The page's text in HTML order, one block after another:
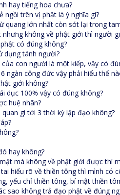
hay tiếng hoa chưa?
ngồi trên vị phật là ý nghĩa gì?
quang lớn nhất còn sót lại trong
không về phật giới thì người
có đúng không?
dụng tánh người?
con người là một kiếp, vậy có
ngàn công đức vậy phải hiểu thế
giới không?
dục 100% vậy có đúng không?
huệ nhãn?
gì tới 3 thời kỳ lập đạo không?
hay không?
mà không về phật giới được thì
hiểu rõ về thiền tông thì mình có
yếu chỉ thiền tông, bí mật thiền
sao không trả đạo phật về đúng